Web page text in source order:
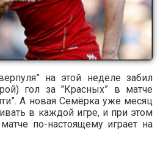
на этой неделе забил
гол за "Красных” в матче
А новая Семёрка уже месяц
в каждой игре, и при этом
по-настоящему играет на